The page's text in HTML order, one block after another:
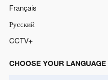
Français
Русский
CCTV+
CHOOSE YOUR LANGUAGE